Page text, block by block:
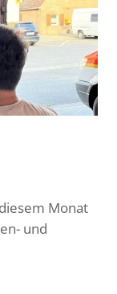
Monat
und